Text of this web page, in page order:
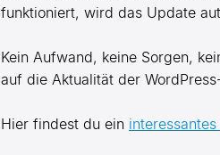
funktioniert, wird das Update
Kein Aufwand, keine Sorgen,
auf die Aktualität der
Hier findest du ein